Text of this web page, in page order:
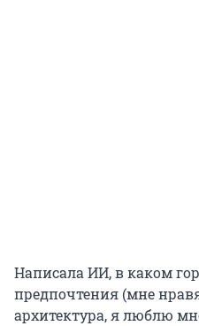
Написала ИИ, в каком
предпочтения (мне
архитектура, я люблю